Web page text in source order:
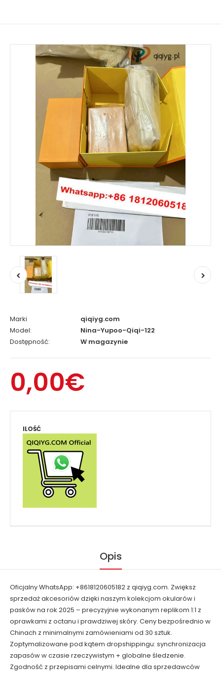
Marki
qiqiyg.com
Model:
Nina-Yupoo-Qiqi-122
Dostępność:
W magazynie
0,00€
ILOŚĆ
Opis
Oficjalny WhatsApp: +8618120605182 z qiqiyg.com. Zwiększ
sprzedaż akcesoriów dzięki naszym kolekcjom okularów i
pasków na rok 2025 – precyzyjnie wykonanym replikom 1:1 z
oprawkami z octanu i prawdziwej skóry. Ceny bezpośrednio w
Chinach z minimalnymi zamówieniami od 30 sztuk.
Zoptymalizowane pod kątem dropshippingu: synchronizacja
zapasów w czasie rzeczywistym + globalne śledzenie.
Zgodność z przepisami celnymi. Idealne dla sprzedawców